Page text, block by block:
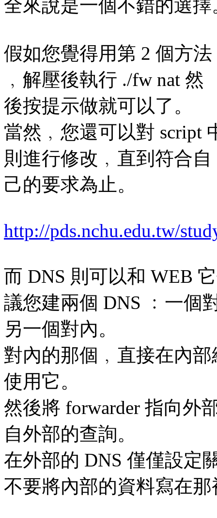
全來說是一個不錯的選擇
假如您覺得用第 2 個方
﹐解壓後執行 ./fw nat 然
後按提示做就可以了。
當然﹐您還可以對 script
則進行修改﹐直到符合自
己的要求為止。
http://pds.nchu.edu.tw/
而 DNS 則可以和 WEB
議您建兩個 DNS ﹕一個
另一個對內。
對內的那個﹐直接在內
使用它。
然後將 forwarder 指向外
自外部的查詢。
在外部的 DNS 僅僅設定
不要將內部的資料寫在那